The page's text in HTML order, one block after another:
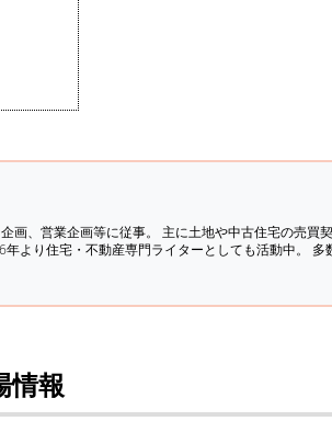
画、営業企画等に従事。 主に土地や中古住宅の売買
より住宅・不動産専門ライターとしても活動中。 多
情報